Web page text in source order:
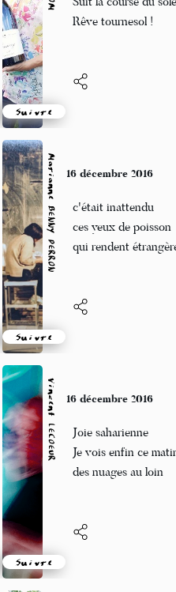
Suivre
Suit la course du soleil
Marianne BENNY PERRON
Suivre
c'était inattendu
ces yeux de poisson
Vincent LECŒUR
Suivre
Joie saharienne
Je vois enfin ce matin